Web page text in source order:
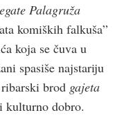
Palagruža
komiških falkuša”
koja se čuva u
spasiše najstariju
brod gajeta
kulturno dobro.